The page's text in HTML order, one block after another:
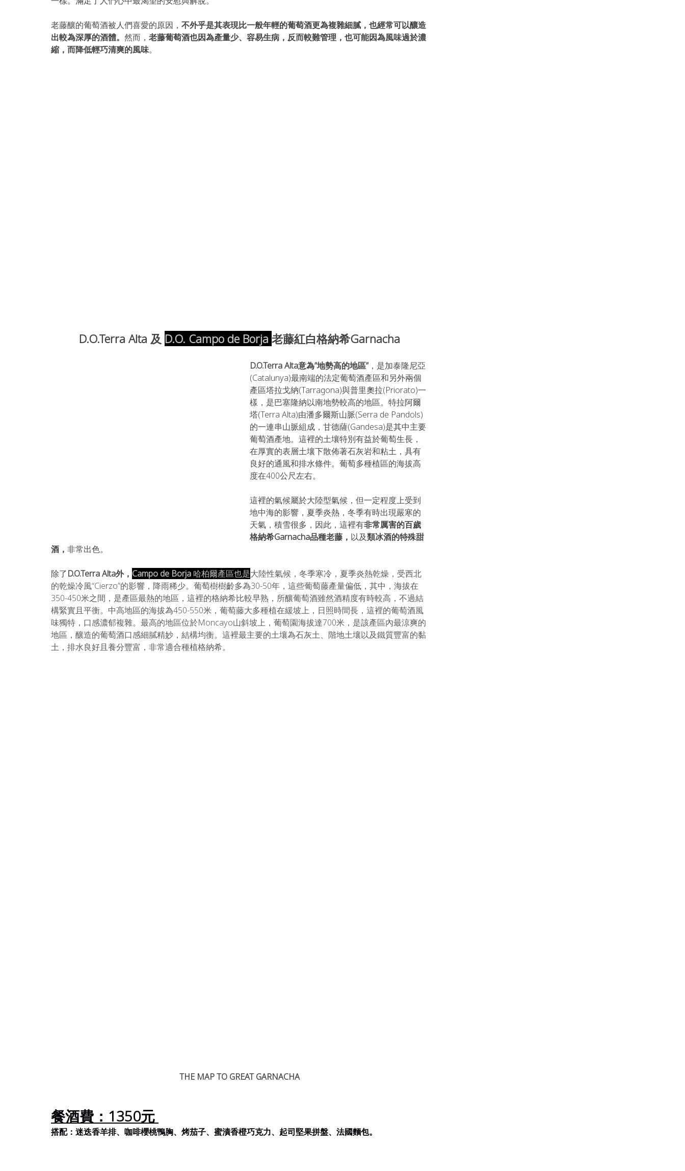
老藤釀的葡萄酒被人們喜愛的原因， 不外乎是其表現比一般年輕的葡萄酒更為複雜細膩，也經常可以釀造
出較為深厚的酒體。 然而， 老藤葡萄酒也因為產量少、容易生病，反而較難管理，也可能因為風味過於濃
縮，而降低輕巧清爽的風味。
D.O.Terra Alta 及 D.O. Campo de Borja 老藤紅白格納希Garnacha
D.O.Terra Alta意為”地勢高的地區” ，是加泰隆尼亞
(Catalunya)最南端的法定葡萄酒產區和另外兩個
產區塔拉戈納(Tarragona)與普里奧拉(Priorato)一
樣，是巴塞隆納以南地勢較高的地區。特拉阿爾
塔(Terra Alta)由潘多爾斯山脈(Serra de Pandols)
的一連串山脈組成，甘德薩(Gandesa)是其中主要
葡萄酒產地。這裡的土壤特別有益於葡萄生長，
在厚實的表層土壤下散佈著石灰岩和粘土，具有
良好的通風和排水條件。葡萄多種植區的海拔高
度在400公尺左右。
這裡的氣候屬於大陸型氣候，但一定程度上受到
地中海的影響，夏季炎熱，冬季有時出現嚴寒的
天氣，積雪很多，因此，這裡有非常厲害的百歲
格納希Garnacha品種老藤， 以及類冰酒的特殊甜
酒， 非常出色。
除了D.O.Terra Alta外， Campo de Borja 哈柏爾產區也是大陸性氣候，冬季寒冷，夏季炎熱乾燥，受西北
的乾燥冷風“Cierzo”的影響，降雨稀少。葡萄樹樹齡多為30-50年，這些葡萄藤產量偏低，其中，海拔在
350-450米之間，是產區最熱的地區，這裡的格納希比較早熟，所釀葡萄酒雖然酒精度有時較高，不過結
構緊實且平衡。中高地區的海拔為450-550米，葡萄藤大多種植在緩坡上，日照時間長，這裡的葡萄酒風
味獨特，口感濃郁複雜。最高的地區位於Moncayo山斜坡上，葡萄園海拔達700米，是該產區內最涼爽的
地區，釀造的葡萄酒口感細膩精妙，結構均衡。這裡最主要的土壤為石灰土、階地土壤以及鐵質豐富的黏
土，排水良好且養分豐富，非常適合種植格納希。
THE MAP TO GREAT GARNACHA
餐酒費：1350元
搭配： 迷迭香羊排、咖啡櫻桃鴨胸、烤茄子、蜜漬香橙巧克力、起司堅果拼盤、法國麵包。